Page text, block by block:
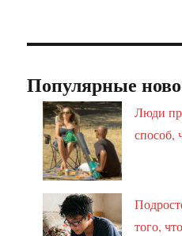
Популярные
Люди
способ,
того,